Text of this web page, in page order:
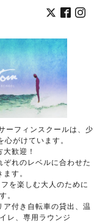
ーフィンスクールは、少
心がけています。
大歓迎！
れのレベルに合わせた
す。
を楽しむ大人のために
。
付き自転車の貸出、温
レ、専用ラウンジ